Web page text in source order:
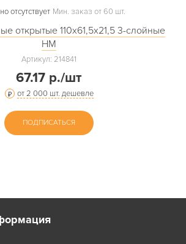
отсутствует Мин. заказ от 60 шт.
открытые 110х61,5х21,5 3-слойные
НМ
Артикул: 214841
67.17 р./шт
от 2 000 шт. дешевле
ПОДПИСАТЬСЯ